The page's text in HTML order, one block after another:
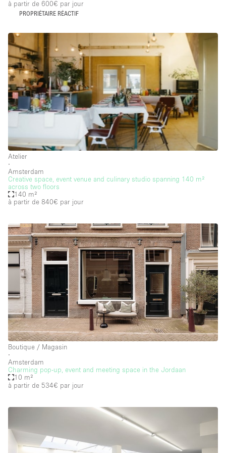
Internet
Lumière du Jour
Mobilier
Parking Privé
Plusieurs Pièces
Presentoir Vitrine
Réserve
Salle de Bain
Soundproof
Style Haussmannien
Style Industriel
Sur Rue
Surface Habitable
Système de sécurité
Terrace
Toilettes
Water Access
Éclairage
Électricité
Équipement sonore et vidéo
à partir de 600€ par jour
PROPRIÉTAIRE RÉACTIF
Atelier
∙
Amsterdam
Creative space, event venue and culinary studio spanning 140 m²
across two floors
140 m²
à partir de 840€ par jour
Boutique / Magasin
∙
Amsterdam
Charming pop-up, event and meeting space in the Jordaan
10 m²
à partir de 534€ par jour